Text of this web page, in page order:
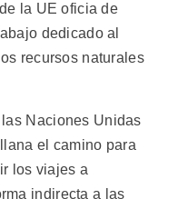
la UE oficia de
dedicado al
recursos naturales
Naciones Unidas
el camino para
los viajes a
indirecta a las